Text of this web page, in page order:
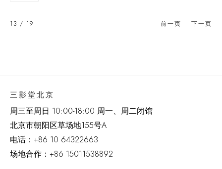
前一页 下一页
13 / 19
三影堂北京
周三至周日 10:00-18:00 周一、周二闭馆
北京市朝阳区草场地155号A
电话： +86 10 64322663
场地合作：+86 15011538892